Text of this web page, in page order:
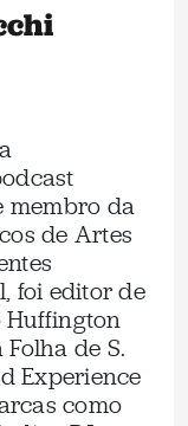
membro da
de Artes
foi editor de
Huffington
de S.
Experience
como